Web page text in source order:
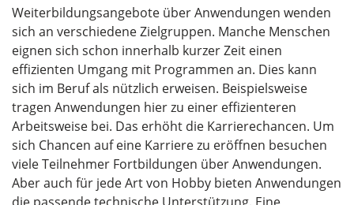
Weiterbildungsangebote über Anwendungen wenden
sich an verschiedene Zielgruppen. Manche Menschen
eignen sich schon innerhalb kurzer Zeit einen
effizienten Umgang mit Programmen an. Dies kann
sich im Beruf als nützlich erweisen. Beispielsweise
tragen Anwendungen hier zu einer effizienteren
Arbeitsweise bei. Das erhöht die Karrierechancen. Um
sich Chancen auf eine Karriere zu eröffnen besuchen
viele Teilnehmer Fortbildungen über Anwendungen.
Aber auch für jede Art von Hobby bieten Anwendungen